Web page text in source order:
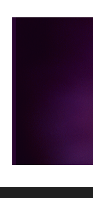
Yvis
kleine